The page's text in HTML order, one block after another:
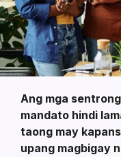
Ang mga
mandato hindi
taong may
upang magbigay